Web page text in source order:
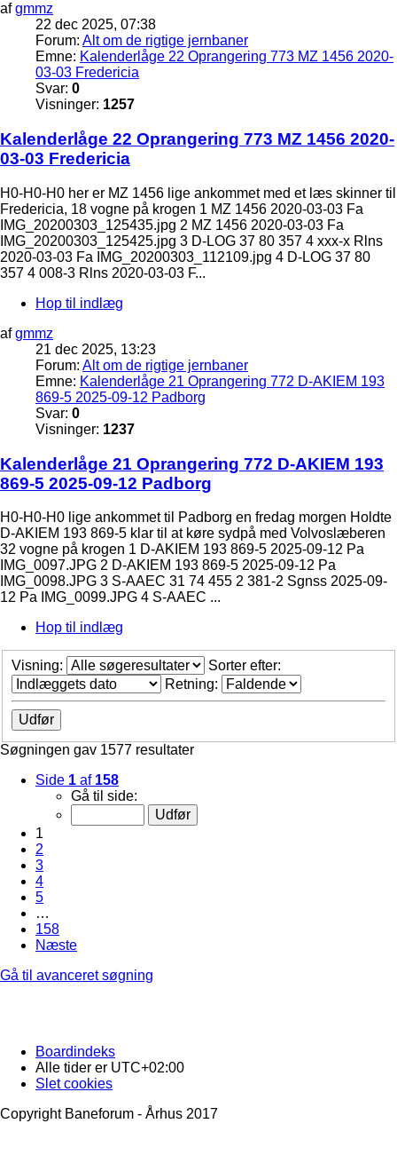
afgmmz
22 dec 2025, 07:38
Forum: Alt om de rigtige jernbaner
Emne: Kalenderlåge 22 Oprangering 773 MZ 1456 2020-
03-03 Fredericia
Svar: 0
Visninger: 1257
Kalenderlåge 22 Oprangering 773 MZ 1456 2020-
03-03 Fredericia
H0-H0-H0 her er MZ 1456 lige ankommet med et læs skinner til
Fredericia, 18 vogne på krogen 1 MZ 1456 2020-03-03 Fa
IMG_20200303_125435.jpg 2 MZ 1456 2020-03-03 Fa
IMG_20200303_125425.jpg 3 D-LOG 37 80 357 4 xxx-x Rlns
2020-03-03 Fa IMG_20200303_112109.jpg 4 D-LOG 37 80
357 4 008-3 Rlns 2020-03-03 F...
Hop til indlæg
afgmmz
21 dec 2025, 13:23
Forum: Alt om de rigtige jernbaner
Emne: Kalenderlåge 21 Oprangering 772 D-AKIEM 193
869-5 2025-09-12 Padborg
Svar: 0
Visninger: 1237
Kalenderlåge 21 Oprangering 772 D-AKIEM 193
869-5 2025-09-12 Padborg
H0-H0-H0 lige ankommet til Padborg en fredag morgen Holdte
D-AKIEM 193 869-5 klar til at køre sydpå med Volvoslæberen
32 vogne på krogen 1 D-AKIEM 193 869-5 2025-09-12 Pa
IMG_0097.JPG 2 D-AKIEM 193 869-5 2025-09-12 Pa
IMG_0098.JPG 3 S-AAEC 31 74 455 2 381-2 Sgnss 2025-09-
12 Pa IMG_0099.JPG 4 S-AAEC ...
Hop til indlæg
Visning:
Sorter efter:
Retning:
Søgningen gav 1577 resultater
Side 1 af 158
Gå til side:
1
2
3
4
5
…
158
Næste
Gå til avanceret søgning
Boardindeks
Alle tider er UTC+02:00
Slet cookies
Copyright Baneforum - Århus 2017